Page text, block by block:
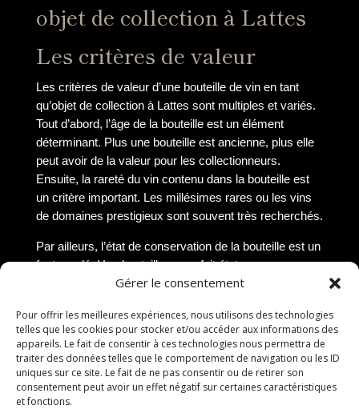
Gérer le consentement
Pour offrir les meilleures expériences, nous utilisons des technologies
telles que les cookies pour stocker et/ou accéder aux informations des
appareils. Le fait de consentir à ces technologies nous permettra de
traiter des données telles que le comportement de navigation ou les ID
uniques sur ce site. Le fait de ne pas consentir ou de retirer son
consentement peut avoir un effet négatif sur certaines caractéristiques
et fonctions.
objet de collection à Lattes
Les critères de valeur
Les critères de valeur d’une bouteille de vin en tant
qu’objet de collection à Lattes sont multiples et variés.
Tout d’abord, l’âge de la bouteille est un élément
déterminant. Plus une bouteille est ancienne, plus elle
peut avoir de la valeur pour les collectionneurs.
Ensuite, la rareté du vin contenu dans la bouteille est
un critère important. Les millésimes rares ou les vins
de domaines prestigieux sont souvent très recherchés.
Par ailleurs, l’état de conservation de la bouteille est un
facteur clé. Une bouteille en parfait état, avec une
étiquette bien conservée et un niveau de remplissage
abîmée. Enfin, la renommée du vigneron ou du
domaine viticole peut également influencer la valeur
d’une bouteille de vin en tant qu’objet de collection.
Les lieux d’achat privilégiés